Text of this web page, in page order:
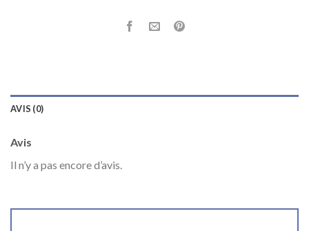
AVIS (0)
Avis
Il n’y a pas encore d’avis.